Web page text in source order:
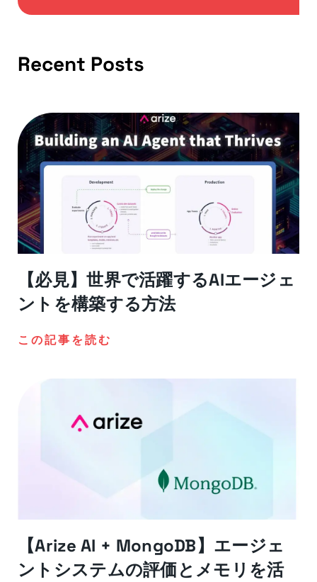
Recent Posts
【必見】世界で活躍するAIエージェ
ントを構築する方法
この記事を読む
【Arize AI + MongoDB】エージェ
ントシステムの評価とメモリを活